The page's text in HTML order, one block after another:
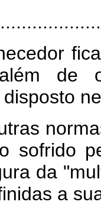
de
normas
sofrido
da
a